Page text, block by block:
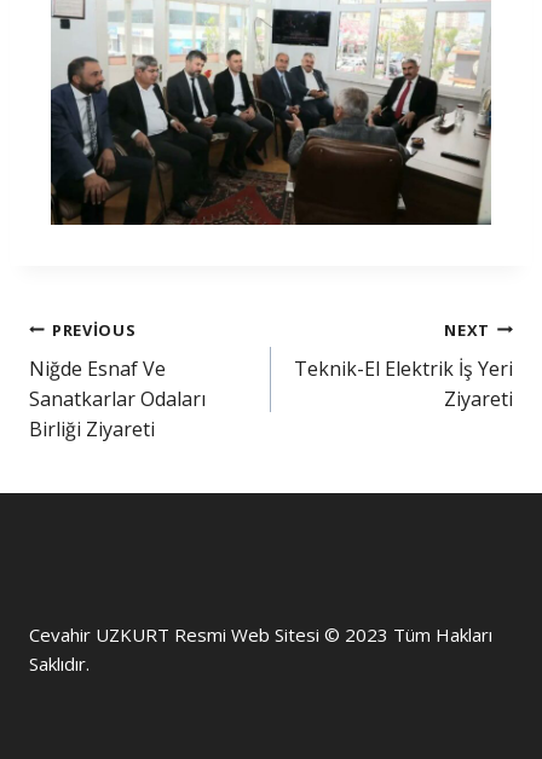
PREVIOUS
Niğde Esnaf Ve
Sanatkarlar Odaları
Birliği Ziyareti
NEXT
Teknik-El Elektrik İş Yeri
Ziyareti
Cevahir UZKURT Resmi Web Sitesi © 2023 Tüm Hakları
Saklıdır.